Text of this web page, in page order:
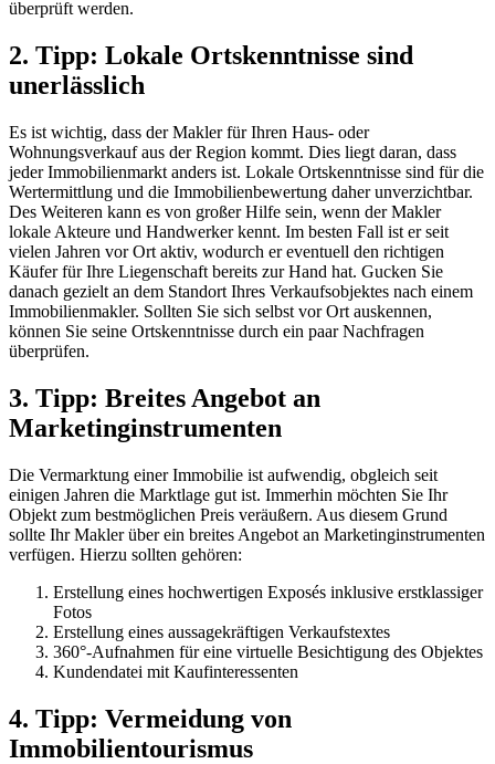
überprüft werden.
2. Tipp: Lokale Ortskenntnisse sind
unerlässlich
Es ist wichtig, dass der Makler für Ihren Haus- oder
Wohnungsverkauf aus der Region kommt. Dies liegt daran, dass
jeder Immobilienmarkt anders ist. Lokale Ortskenntnisse sind für die
Wertermittlung und die Immobilienbewertung daher unverzichtbar.
Des Weiteren kann es von großer Hilfe sein, wenn der Makler
lokale Akteure und Handwerker kennt. Im besten Fall ist er seit
vielen Jahren vor Ort aktiv, wodurch er eventuell den richtigen
Käufer für Ihre Liegenschaft bereits zur Hand hat. Gucken Sie
danach gezielt an dem Standort Ihres Verkaufsobjektes nach einem
Immobilienmakler. Sollten Sie sich selbst vor Ort auskennen,
können Sie seine Ortskenntnisse durch ein paar Nachfragen
überprüfen.
3. Tipp: Breites Angebot an
Marketinginstrumenten
Die Vermarktung einer Immobilie ist aufwendig, obgleich seit
einigen Jahren die Marktlage gut ist. Immerhin möchten Sie Ihr
Objekt zum bestmöglichen Preis veräußern. Aus diesem Grund
sollte Ihr Makler über ein breites Angebot an Marketinginstrumenten
verfügen. Hierzu sollten gehören:
Erstellung eines hochwertigen Exposés inklusive erstklassiger
Fotos
Erstellung eines aussagekräftigen Verkaufstextes
360°-Aufnahmen für eine virtuelle Besichtigung des Objektes
Kundendatei mit Kaufinteressenten
4. Tipp: Vermeidung von
Immobilientourismus